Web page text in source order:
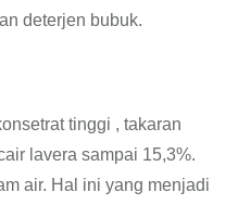
deterjen bubuk.
tinggi , takaran
lavera sampai 15,3%.
air. Hal ini yang menjadi